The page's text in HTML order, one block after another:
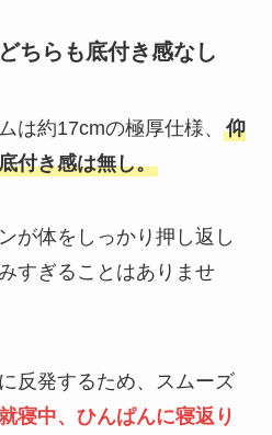
ちらも底付き感なし
は約17cmの極厚仕様、 仰
付き感は無し。
が体をしっかり押し返し
すぎることはありませ
反発するため、スムーズ
寝中、ひんぱんに寝返り